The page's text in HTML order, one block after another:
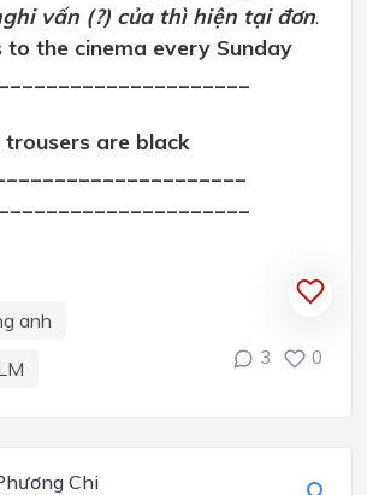
vấn (?) của thì hiện tại đơn.
to the cinema every Sunday
trousers are black
anh
3 0
Chi